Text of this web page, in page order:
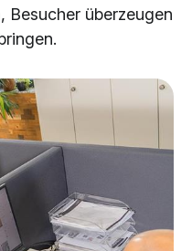
Besucher überzeugen